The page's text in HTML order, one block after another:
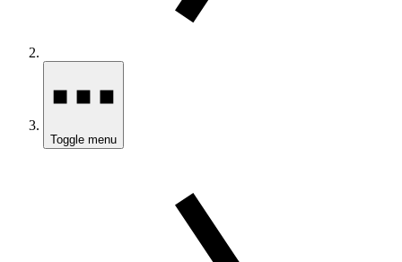
Toggle menu